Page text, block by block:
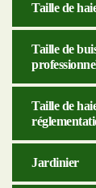
Taille de
Taille de
Taille de
Jardinier